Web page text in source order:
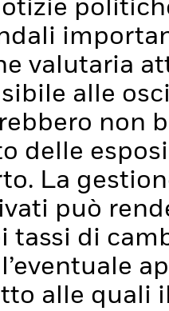
valutaria
alle
non
delle
La
può
tassi di
alle quali